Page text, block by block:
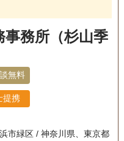
務所（杉山季
無料
提携
市緑区 / 神奈川県、東京都